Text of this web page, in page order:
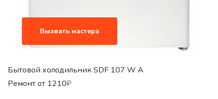
Вызвать мастера
Бытовой холодильник SDF 107 W A
Ремонт от 1210₽